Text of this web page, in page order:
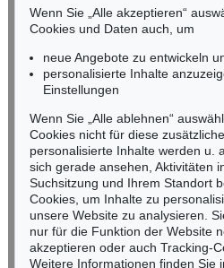
Mobil: +49 (0)171 8618661
n.kassel@kettererkunst.de
Keine Auktion mehr
Wir informieren Sie
Jetzt zum Newsletter
Wenn Sie „Alle akzeptieren“
Cookies und Daten auch, um
neue Angebote zu entwickeln
personalisierte Inhalte
Einstellungen
Wenn Sie „Alle ablehnen“
Cookies nicht für diese
personalisierte Inhalte werden u.
sich gerade ansehen, Aktivitäten
Suchsitzung und Ihrem Standort
Cookies, um Inhalte zu
unsere Website zu analysieren.
nur für die Funktion der Website
akzeptieren oder auch Tracking-
Weitere Informationen finden Sie